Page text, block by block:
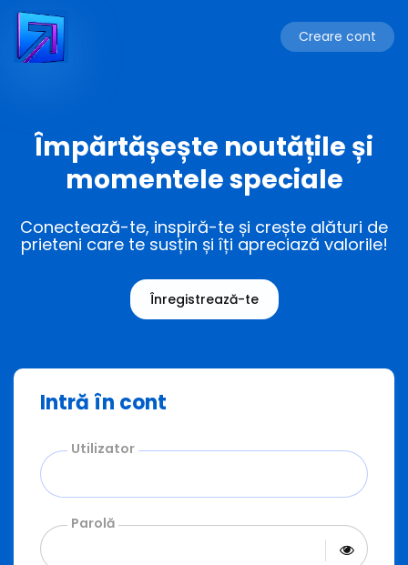
Creare cont
Împărtășește noutățile și
momentele speciale
Conectează-te, inspiră-te și crește alături de
prieteni care te susțin și îți apreciază valorile!
Înregistrează-te
Intră în cont
Utilizator
Parolă